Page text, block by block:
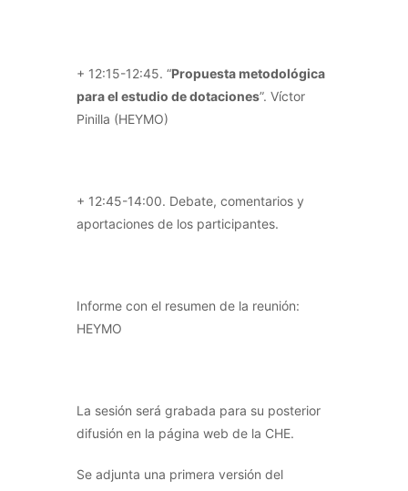
+ 12:15-12:45. “Propuesta metodológica
para el estudio de dotaciones”. Víctor
Pinilla (HEYMO)
+ 12:45-14:00. Debate, comentarios y
aportaciones de los participantes.
Informe con el resumen de la reunión:
HEYMO
La sesión será grabada para su posterior
difusión en la página web de la CHE.
Se adjunta una primera versión del